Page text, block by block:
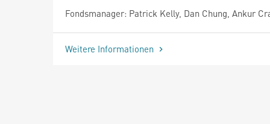
Fondsmanager: Patrick Kelly, Dan Chung, Ankur
Weitere Informationen